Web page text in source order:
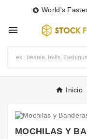
 World's

Inicio
MOCHILAS Y